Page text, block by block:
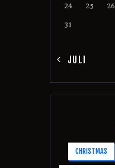
24 25 26
31
« JULI
CHRISTMAS